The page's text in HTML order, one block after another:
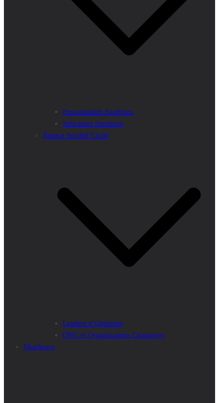
Personnalités Sportives
Structures Sportives
Espace Société Civile
Leaders d’Opinions
ONG et Organisations Caritatives
MagSpace